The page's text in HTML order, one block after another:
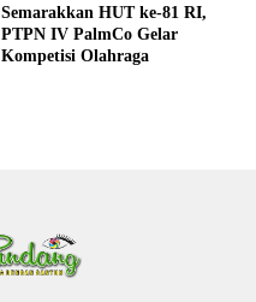
Semarakkan HUT ke-81 RI,
PTPN IV PalmCo Gelar
Kompetisi Olahraga